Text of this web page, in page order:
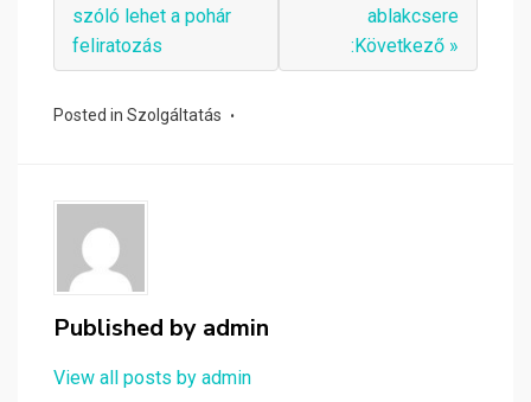
szóló lehet a pohár
feliratozás
ablakcsere
:Következő »
Posted in Szolgáltatás
Published by admin
View all posts by admin